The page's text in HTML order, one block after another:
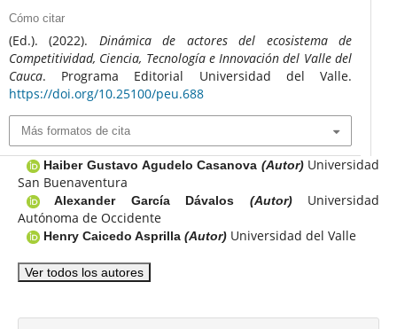
Cómo citar
(Ed.). (2022). Dinámica de actores del ecosistema de
Competitividad, Ciencia, Tecnología e Innovación del Valle del
Cauca. Programa Editorial Universidad del Valle.
https://doi.org/10.25100/peu.688
Más formatos de cita
Haiber Gustavo Agudelo Casanova (Autor) Universidad
San Buenaventura
Alexander García Dávalos (Autor)
Universidad
Autónoma de Occidente
Henry Caicedo Asprilla (Autor) Universidad del Valle
Ver todos los autores